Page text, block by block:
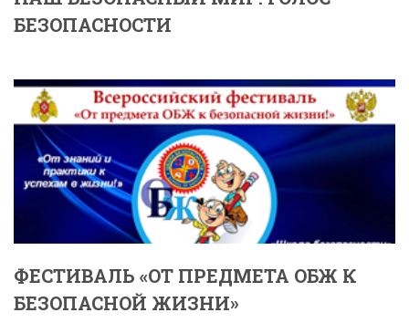
БЕЗОПАСНОСТИ
ФЕСТИВАЛЬ «ОТ ПРЕДМЕТА ОБЖ К
БЕЗОПАСНОЙ ЖИЗНИ»